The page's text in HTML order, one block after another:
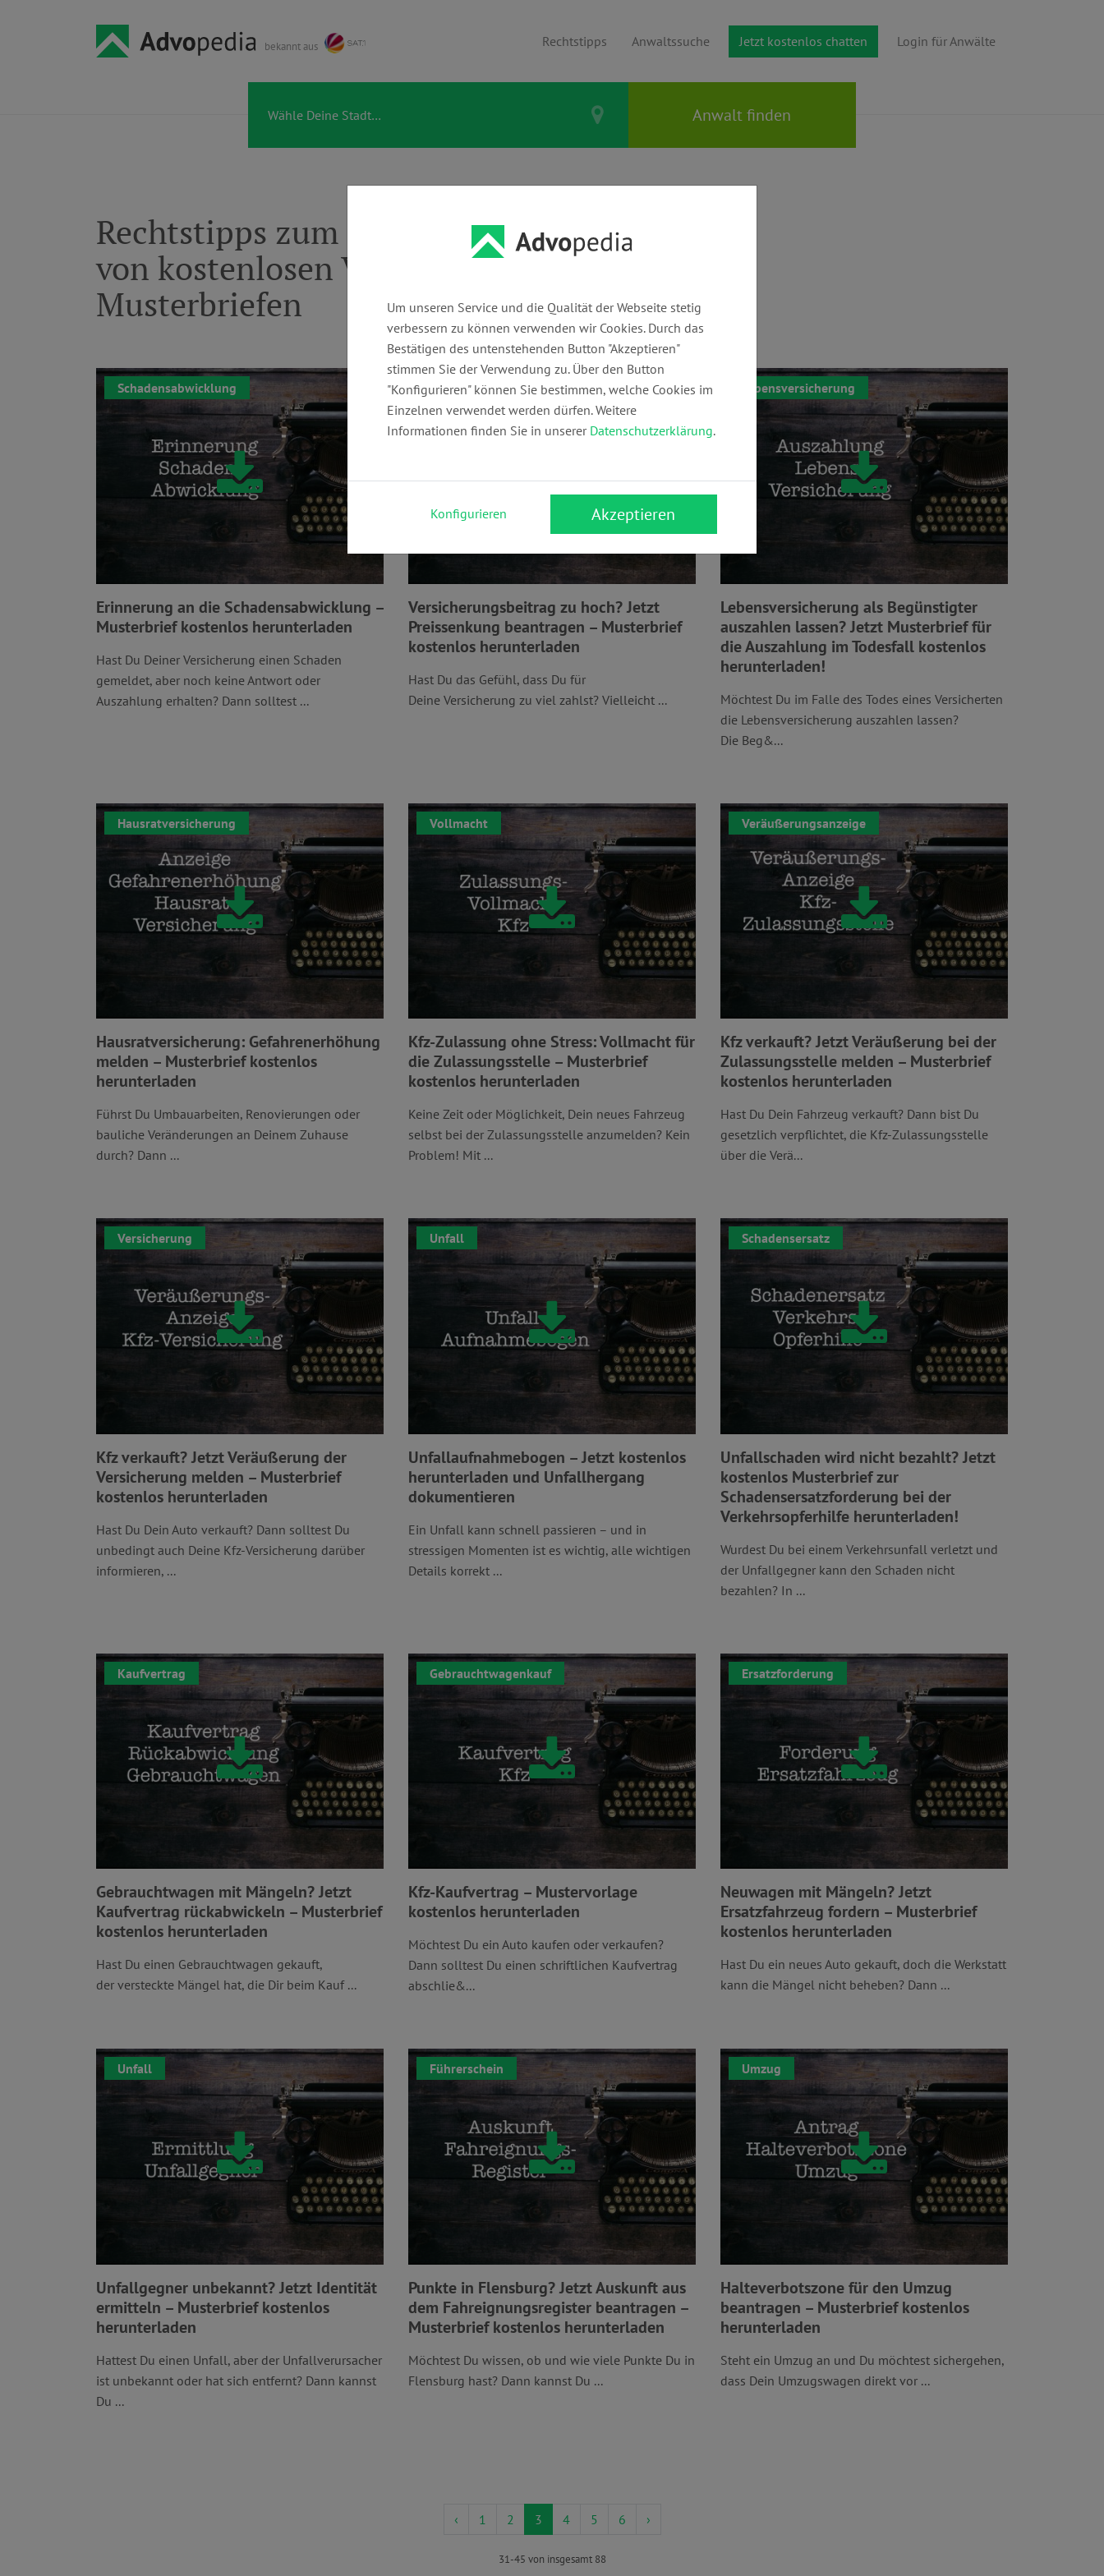
bekannt aus Rechtstipps Anwaltssuche Jetzt kostenlos chatten Login für Anwälte
Rechtstipps zum Thema Download
von kostenlosen Vorlagen &
Musterbriefen
Schadensabwicklung
Erinnerung an die Schadensabwicklung –
Musterbrief kostenlos herunterladen
Hast Du Deiner Versicherung einen Schaden
gemeldet, aber noch keine Antwort oder
Auszahlung erhalten? Dann solltest ...
Versicherung
Versicherungsbeitrag zu hoch? Jetzt
Preissenkung beantragen – Musterbrief
kostenlos herunterladen
Hast Du das Gefühl, dass Du für
Deine Versicherung zu viel zahlst? Vielleicht ...
Lebensversicherung
Lebensversicherung als Begünstigter
auszahlen lassen? Jetzt Musterbrief für
die Auszahlung im Todesfall kostenlos
herunterladen!
Möchtest Du im Falle des Todes eines Versicherten
die Lebensversicherung auszahlen lassen?
Die Beg&...
Hausratversicherung
Hausratversicherung: Gefahrenerhöhung
melden – Musterbrief kostenlos
herunterladen
Führst Du Umbauarbeiten, Renovierungen oder
bauliche Veränderungen an Deinem Zuhause
durch? Dann ...
Vollmacht
Kfz-Zulassung ohne Stress: Vollmacht für
die Zulassungsstelle – Musterbrief
kostenlos herunterladen
Keine Zeit oder Möglichkeit, Dein neues Fahrzeug
selbst bei der Zulassungsstelle anzumelden? Kein
Problem! Mit ...
Veräußerungsanzeige
Kfz verkauft? Jetzt Veräußerung bei der
Zulassungsstelle melden – Musterbrief
kostenlos herunterladen
Hast Du Dein Fahrzeug verkauft? Dann bist Du
gesetzlich verpflichtet, die Kfz-Zulassungsstelle
über die Verä...
Versicherung
Kfz verkauft? Jetzt Veräußerung der
Versicherung melden – Musterbrief
kostenlos herunterladen
Hast Du Dein Auto verkauft? Dann solltest Du
unbedingt auch Deine Kfz-Versicherung darüber
informieren, ...
Unfall
Unfallaufnahmebogen – Jetzt kostenlos
herunterladen und Unfallhergang
dokumentieren
Ein Unfall kann schnell passieren – und in
stressigen Momenten ist es wichtig, alle wichtigen
Details korrekt ...
Schadensersatz
Unfallschaden wird nicht bezahlt? Jetzt
kostenlos Musterbrief zur
Schadensersatzforderung bei der
Verkehrsopferhilfe herunterladen!
Wurdest Du bei einem Verkehrsunfall verletzt und
der Unfallgegner kann den Schaden nicht
bezahlen? In ...
Kaufvertrag
Gebrauchtwagen mit Mängeln? Jetzt
Kaufvertrag rückabwickeln – Musterbrief
kostenlos herunterladen
Hast Du einen Gebrauchtwagen gekauft,
der versteckte Mängel hat, die Dir beim Kauf ...
Gebrauchtwagenkauf
Kfz-Kaufvertrag – Mustervorlage
kostenlos herunterladen
Möchtest Du ein Auto kaufen oder verkaufen?
Dann solltest Du einen schriftlichen Kaufvertrag
abschlie&...
Ersatzforderung
Neuwagen mit Mängeln? Jetzt
Ersatzfahrzeug fordern – Musterbrief
kostenlos herunterladen
Hast Du ein neues Auto gekauft, doch die Werkstatt
kann die Mängel nicht beheben? Dann ...
Unfall
Unfallgegner unbekannt? Jetzt Identität
ermitteln – Musterbrief kostenlos
herunterladen
Hattest Du einen Unfall, aber der Unfallverursacher
ist unbekannt oder hat sich entfernt? Dann kannst
Du ...
Führerschein
Punkte in Flensburg? Jetzt Auskunft aus
dem Fahreignungsregister beantragen –
Musterbrief kostenlos herunterladen
Möchtest Du wissen, ob und wie viele Punkte Du in
Flensburg hast? Dann kannst Du ...
Umzug
Halteverbotszone für den Umzug
beantragen – Musterbrief kostenlos
herunterladen
Steht ein Umzug an und Du möchtest sichergehen,
dass Dein Umzugswagen direkt vor ...
‹ 1 2 3 4 5 6 ›
31-45 von insgesamt 88
Um unseren Service und die Qualität der Webseite stetig
verbessern zu können verwenden wir Cookies. Durch das
Bestätigen des untenstehenden Button "Akzeptieren"
stimmen Sie der Verwendung zu. Über den Button
"Konfigurieren" können Sie bestimmen, welche Cookies im
Einzelnen verwendet werden dürfen. Weitere
Informationen finden Sie in unserer Datenschutzerklärung.
Konfigurieren Akzeptieren